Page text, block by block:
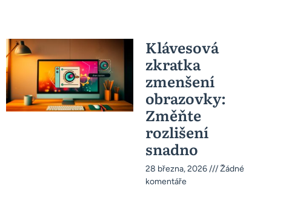
Klávesová
zkratka
zmenšení
obrazovky:
Změňte
rozlišení
snadno
28 března, 2026
Žádné
komentáře